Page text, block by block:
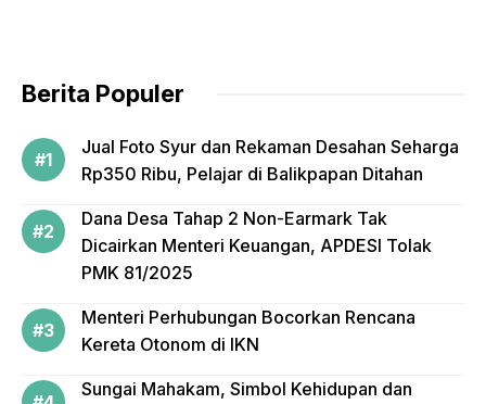
k
Berita Populer
Jual Foto Syur dan Rekaman Desahan Seharga
Rp350 Ribu, Pelajar di Balikpapan Ditahan
Dana Desa Tahap 2 Non-Earmark Tak
Dicairkan Menteri Keuangan, APDESI Tolak
PMK 81/2025
Menteri Perhubungan Bocorkan Rencana
Kereta Otonom di IKN
Sungai Mahakam, Simbol Kehidupan dan